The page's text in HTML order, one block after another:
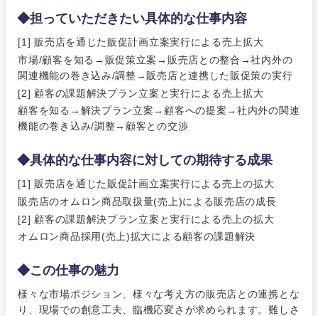
◆担っていただきたい具体的な仕事内容
[1] 販売店を通じた販促計画立案実行による売上拡大
市場/顧客を知る→販促策立案→販売店との整合→社内外の
関連機能の巻き込み/調整→販売店と連携した販促策の実行
[2] 顧客の課題解決プラン立案と実行による売上拡大
顧客を知る→解決プラン立案→顧客への提案→社内外の関連
機能の巻き込み/調整→顧客との交渉
◆具体的な仕事内容に対しての期待する成果
[1] 販売店を通じた販促計画立案実行による売上の拡大
販売店のオムロン商品取扱量(売上)による販売店の成長
[2] 顧客の課題解決プラン立案と実行による売上の拡大
オムロン商品採用(売上)拡大による顧客の課題解決
◆この仕事の魅力
様々な市場ポジション、様々な考え方の販売店との連携とな
り、現場での創意工夫、臨機応変さが求められます。難しさ
経営ボー
ド
管理
SCM
マーケテ
営業
サービス
クリエイ
事業企画・事業開発
事業管理
新規事業企画・立上げ
経営企画
政策渉外
SCM
人事
自動車・機械・船舶
電気・電子・半導体
素材・化学・金属
食品・化粧品・アパレル・消費財
メディカル・ヘルスケア・ライフサイエンス
金融
建設・不動産
秋田県 岩手県
宮城県 山形県
福島県
推奨年齢
20代 30代
40代 50代
こだわり条件を入力ください
急募 第二新卒
上場企業